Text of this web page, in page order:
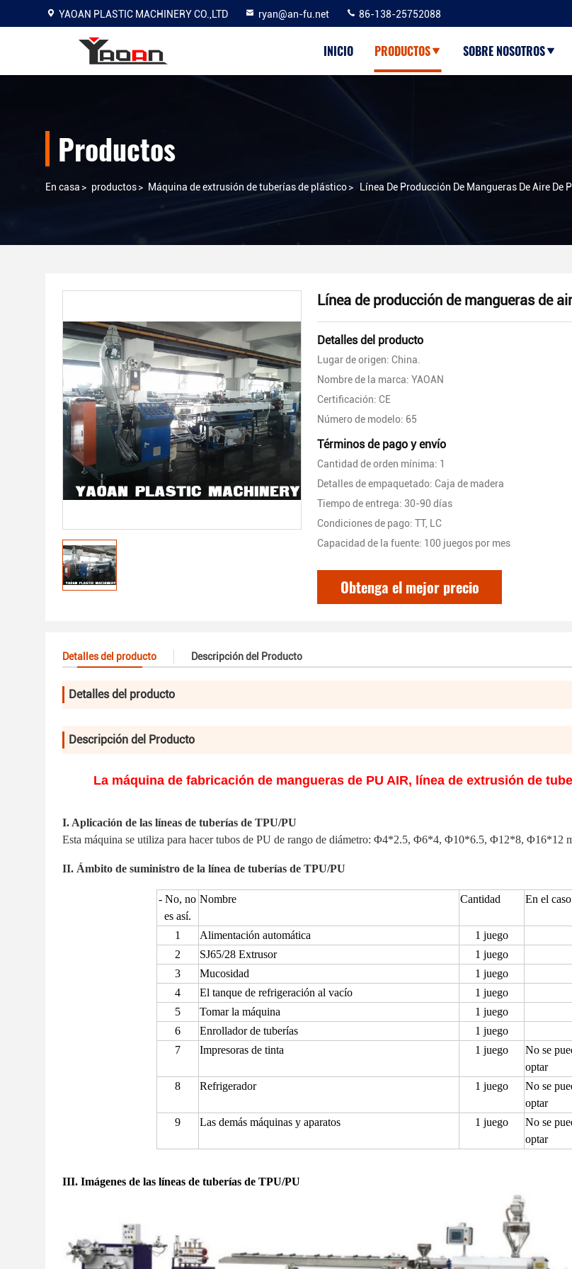
YAOAN PLASTIC MACHINERY CO.,LTD ryan@an-fu.net 86-138-25752088
INICIO PRODUCTOS SOBRE NOSOTROS
Productos
En casa > productos> Máquina de extrusión de tuberías de plástico> Línea De Producción De Mangueras De Aire De
Línea de producción de mangueras de
Detalles del producto
Lugar de origen: China.
Nombre de la marca: YAOAN
Certificación: CE
Número de modelo: 65
Términos de pago y envío
Cantidad de orden mínima: 1
Detalles de empaquetado: Caja de madera
Tiempo de entrega: 30-90 días
Condiciones de pago: TT, LC
Capacidad de la fuente: 100 juegos por mes
Obtenga el mejor precio
Detalles del producto Descripción del Producto
Detalles del producto
Descripción del Producto
La máquina de fabricación de mangueras de PU AIR, línea de extrusión de
I. Aplicación de las líneas de tuberías de TPU/PU
Esta máquina se utiliza para hacer tubos de PU de rango de diámetro: Φ4*2.5, Φ6*4, Φ10*6.5, Φ12*8, Φ16*12
II. Ámbito de suministro de la línea de tuberías de TPU/PU
- No, no
es así.
Nombre Cantidad En el
1 Alimentación automática
1 juego
2
SJ65/28 Extrusor
1 juego
3
Mucosidad
1 juego
4
El tanque de refrigeración al vacío
1 juego
5
Tomar la máquina
1 juego
6
Enrollador de tuberías
1 juego
7
Impresoras de tinta 1 juego
No se
optar
8
Refrigerador 1 juego
No se
optar
9
Las demás máquinas y aparatos 1 juego
No se
optar
III. Imágenes de las líneas de tuberías de TPU/PU